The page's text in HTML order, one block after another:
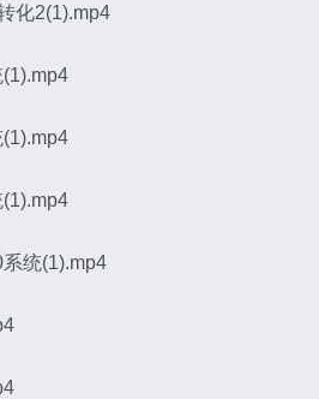
化2(1).mp4
统(1).mp4